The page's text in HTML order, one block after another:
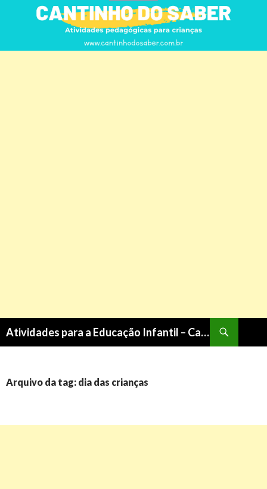
Atividades para a Educação Infantil – Cantinho do Saber
CONTEÚDO
Arquivo da tag: dia das crianças